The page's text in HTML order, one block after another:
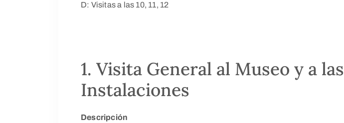
D: Visitas a las 10, 11, 12
1. Visita General al Museo y a las
Instalaciones
Descripción